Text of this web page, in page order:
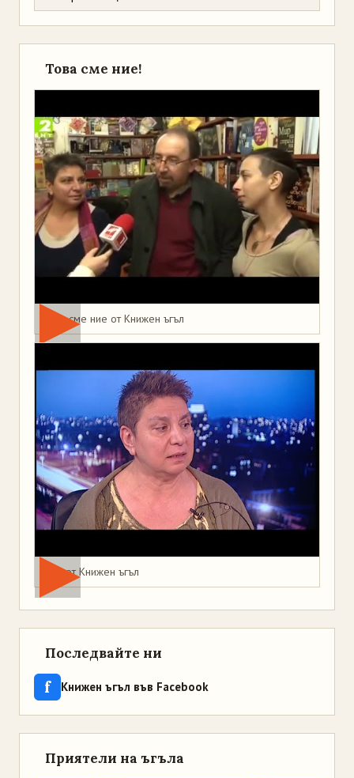
Това сме ние!
Това сме ние от Книжен ъгъл
Мая от Книжен ъгъл
Последвайте ни
f Книжен ъгъл във Facebook
Приятели на ъгъла